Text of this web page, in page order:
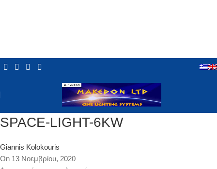
SPACE-LIGHT-6KW
Giannis Kolokouris
On 13 Νοεμβρίου, 2020